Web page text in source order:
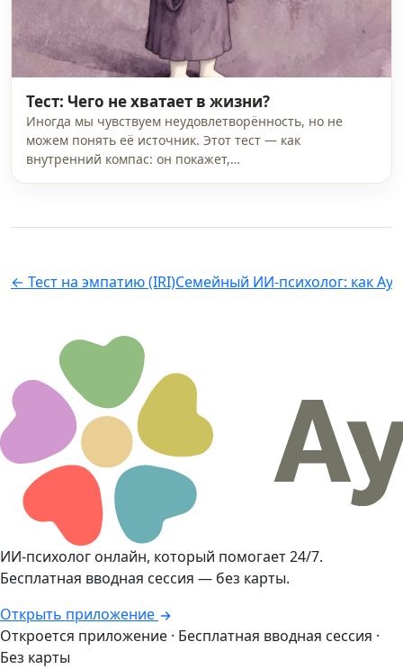
Тест: Чего не хватает в жизни?
Иногда мы чувствуем неудовлетворённость, но не
можем понять её источник. Этот тест — как
внутренний компас: он покажет,…
← Тест на эмпатию (IRI)Семейный ИИ-психолог: как
ИИ-психолог онлайн, который помогает 24/7.
Бесплатная вводная сессия — без карты.
Открыть приложение
Откроется приложение · Бесплатная вводная сессия ·
Без карты